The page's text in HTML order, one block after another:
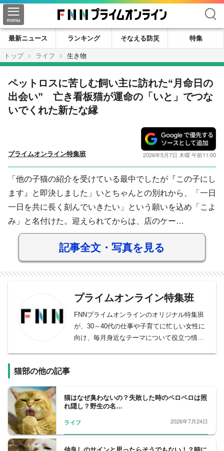
検索
最新ニュース ランキング そなえる防災
特集
トップ
ライフ 生き物
ペットロスに苦しむ飼い主に訪れた“月命日の
出会い” 亡き看板猫が運命の「いと」でつな
いでくれた新たな縁
プライムオンライン特集班 2026年5月7日 木曜 午前11:00
「他の子猫の紹介を受けている最中でしたが『この子にし
ます』と即決しました」いとちゃんとの別れから、「一日
一日を共に長く刻んでいきたい」という願いを込め「こよ
み」と名付けた。迎えられてからは、店のケー…
記事全文・写真を見る
プライムオンライン特集班
FNNプライムオンラインのオリジナル特集班
が、30～40代の仕事や子育てに忙しい女性に
向け、毎月身近なテーマについて役立つ情報
猫部の他の記事
猫はなぜ臭わないの？失敗した時のペロペロは照
れ隠し？野生の名…
ライフ 2026年7月24日